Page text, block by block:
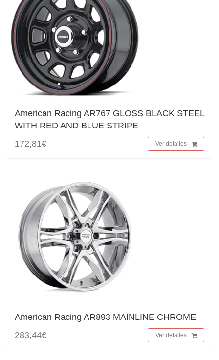
American Racing AR767 GLOSS BLACK STEEL
WITH RED AND BLUE STRIPE
172,81€
Ver detalles
American Racing AR893 MAINLINE CHROME
283,44€
Ver detalles